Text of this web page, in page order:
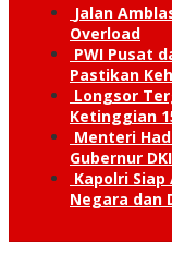
Jalan
Overload
PWI Pusat
Pastikan
Longsor
Ketinggian
Menteri
Gubernur
Kapolri
Negara dan